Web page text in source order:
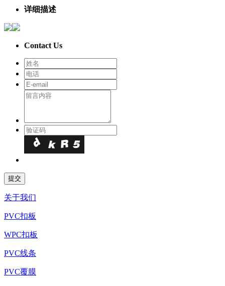
详细描述
Contact Us
关于我们
PVC扣板
WPC扣板
PVC线条
PVC覆膜